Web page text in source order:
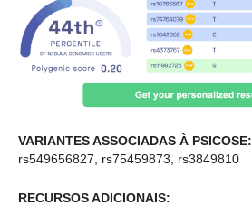
VARIANTES ASSOCIADAS À PSICOSE:
rs549656827, rs75459873, rs3849810
RECURSOS ADICIONAIS: